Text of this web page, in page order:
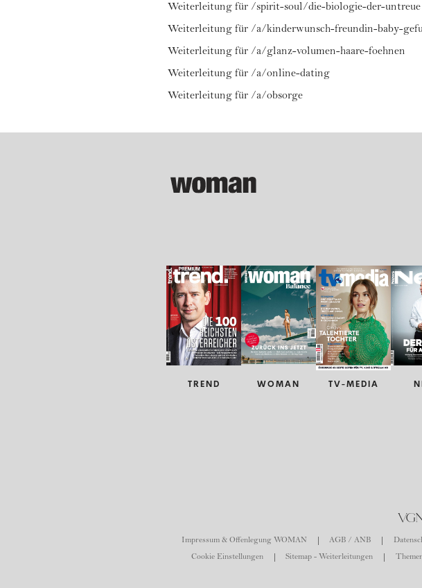
Weiterleitung für /spirit-soul/die-biologie-der-untreue
Weiterleitung für /a/kinderwunsch-freundin-baby-
Weiterleitung für /a/glanz-volumen-haare-foehnen
Weiterleitung für /a/online-dating
Weiterleitung für /a/obsorge
TREND WOMAN TV-MEDIA
Impressum & Offenlegung WOMAN AGB / ANB
Cookie Einstellungen
Sitemap - Weiterleitungen